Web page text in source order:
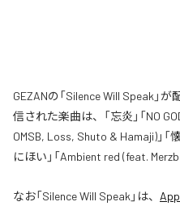
GEZANの「Silence Will Speak」
信された楽曲は、「忘炎」「NO
OMSB, Loss, Shuto & Hamaji)」「
にほい」「Ambient red (feat.
なお「Silence Will Speak 」は、